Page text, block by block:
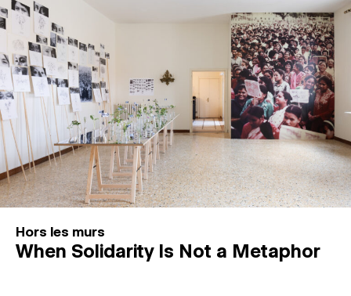
Hors les murs
When Solidarity Is Not a Metaphor